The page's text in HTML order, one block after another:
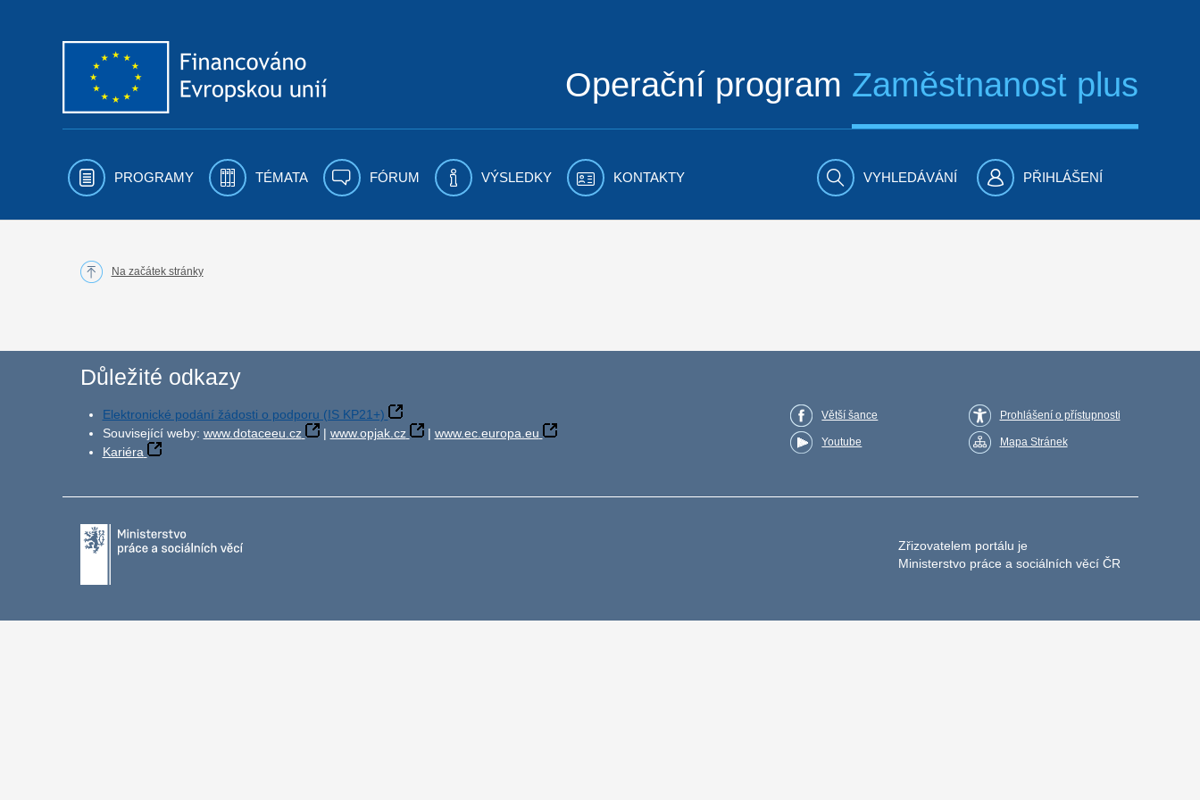
Operační program Zaměstnanost plus
PROGRAMY TÉMATA FÓRUM VÝSLEDKY KONTAKTY VYHLEDÁVÁNÍ PŘIHLÁŠENÍ
Na začátek stránky
Důležité odkazy
Elektronické podání žádosti o podporu (IS KP21+)
Související weby: www.dotaceeu.cz | www.opjak.cz | www.ec.europa.eu
Kariéra
Větší šance
Youtube
Prohlášení o přístupnosti
Mapa Stránek
Zřizovatelem portálu je
Ministerstvo práce a sociálních věcí ČR